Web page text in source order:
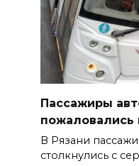
Пассажиры
пожаловались
В Рязани
столкнулись с